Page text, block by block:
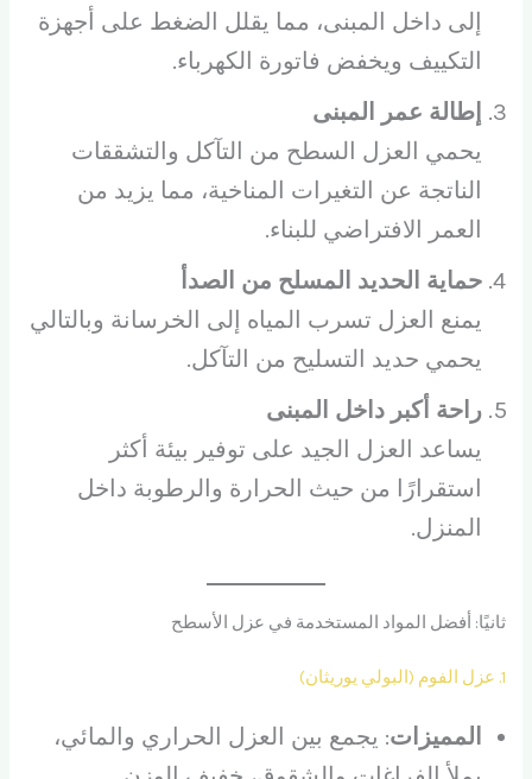
إلى داخل المبنى، مما يقلل الضغط على أجهزة
التكييف ويخفض فاتورة الكهرباء.
إطالة عمر المبنى
يحمي العزل السطح من التآكل والتشققات
الناتجة عن التغيرات المناخية، مما يزيد من
العمر الافتراضي للبناء.
حماية الحديد المسلح من الصدأ
يمنع العزل تسرب المياه إلى الخرسانة وبالتالي
يحمي حديد التسليح من التآكل.
راحة أكبر داخل المبنى
يساعد العزل الجيد على توفير بيئة أكثر
استقرارًا من حيث الحرارة والرطوبة داخل
المنزل.
ثانيًا: أفضل المواد المستخدمة في عزل الأسطح
1. عزل الفوم (البولي يوريثان)
المميزات: يجمع بين العزل الحراري والمائي،